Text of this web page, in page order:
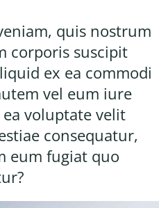
quis nostrum
corporis suscipit
ex ea commodi
vel eum iure
voluptate velit
consequatur,
eum fugiat quo